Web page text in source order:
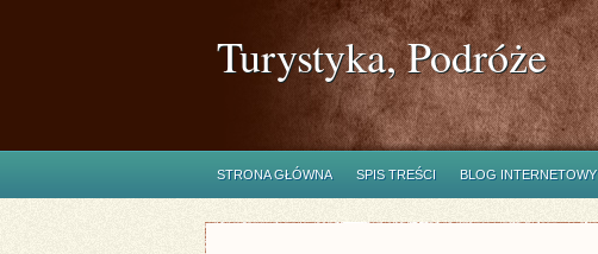
Turystyka, Podróże
STRONA GŁÓWNA SPIS TREŚCI BLOG INTERNETOWY